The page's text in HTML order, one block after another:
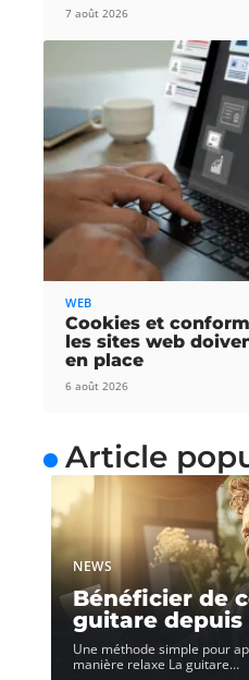
7 août 2026
WEB
Cookies et
les sites web
en place
6 août 2026
Article
NEWS
Bénéficier de
guitare depuis
Une méthode simple pour
manière relaxe La guitare…